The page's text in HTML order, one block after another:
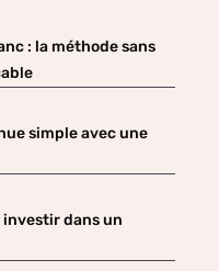
: la méthode sans
simple avec une
investir dans un